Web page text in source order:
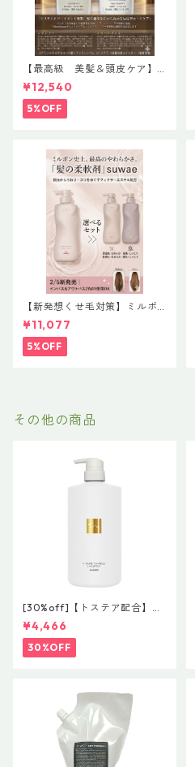
【最高級 美髪＆頭皮ケア】
＃イマヘアプレミアムshampo
o＆treatment【ヒト幹細胞細
胞エキス】【トステア配合】
¥12,540
5%OFF
【新発想くせ毛対策】ミルボ
ン 新ブランド「suwae（スワ
エ）」ボトルサイズ選べるセ
ット｜リラクシングシャンプ
ー 500mL ＋ トリートメント
¥11,077
5%OFF
その他の商品
[30%off]【トステア配合】ハ
ホニコ キラメトゥインクル
シャンプー 1000mL
¥4,466
30%OFF